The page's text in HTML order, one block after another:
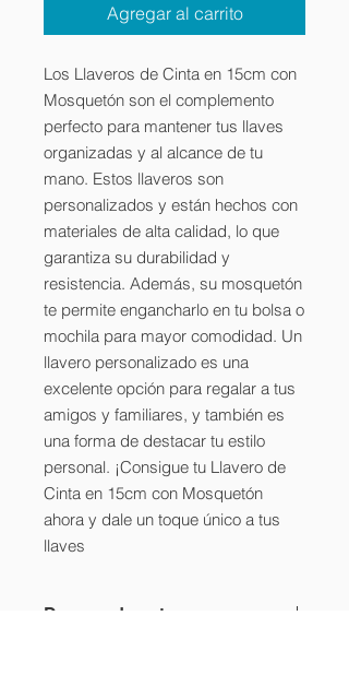
Agregar al carrito
Los Llaveros de Cinta en 15cm con
Mosquetón son el complemento
perfecto para mantener tus llaves
organizadas y al alcance de tu
mano. Estos llaveros son
personalizados y están hechos con
materiales de alta calidad, lo que
garantiza su durabilidad y
resistencia. Además, su mosquetón
te permite engancharlo en tu bolsa o
mochila para mayor comodidad. Un
llavero personalizado es una
excelente opción para regalar a tus
amigos y familiares, y también es
una forma de destacar tu estilo
personal. ¡Consigue tu Llavero de
Cinta en 15cm con Mosquetón
ahora y dale un toque único a tus
llaves
Demora de entrega